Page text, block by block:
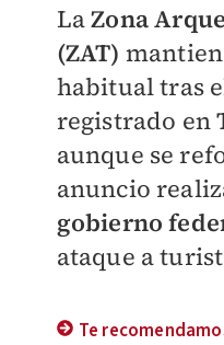
LaZona
(ZAT)
habitual tras
registrado en
aunque se
anuncio
gobierno
ataque a
Te